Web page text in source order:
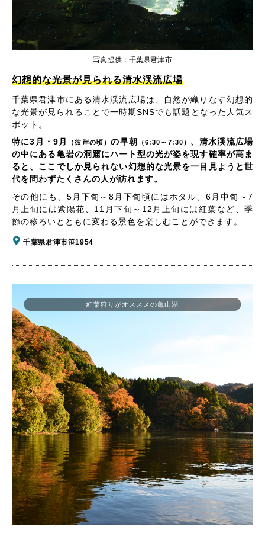
写真提供：千葉県君津市
幻想的な光景が見られる清水渓流広場
千葉県君津市にある清水渓流広場は、自然が織りなす幻想的
な光景が見られることで一時期SNSでも話題となった人気ス
ポット。
特に3月・9月
（彼岸の頃）の早朝 （6:30～7:30） 、清水渓流広場
の中にある亀岩の洞窟にハート型の光が姿を現す確率が高ま
ると、ここでしか見られない幻想的な光景を一目見ようと世
代を問わずたくさんの人が訪れます。
その他にも、5月下旬～8月下旬頃にはホタル、6月中旬～7
月上旬には紫陽花、11月下旬～12月上旬には紅葉など、季
節の移ろいとともに変わる景色を楽しむことができます。
千葉県君津市笹1954
紅葉狩りがオススメの亀山湖